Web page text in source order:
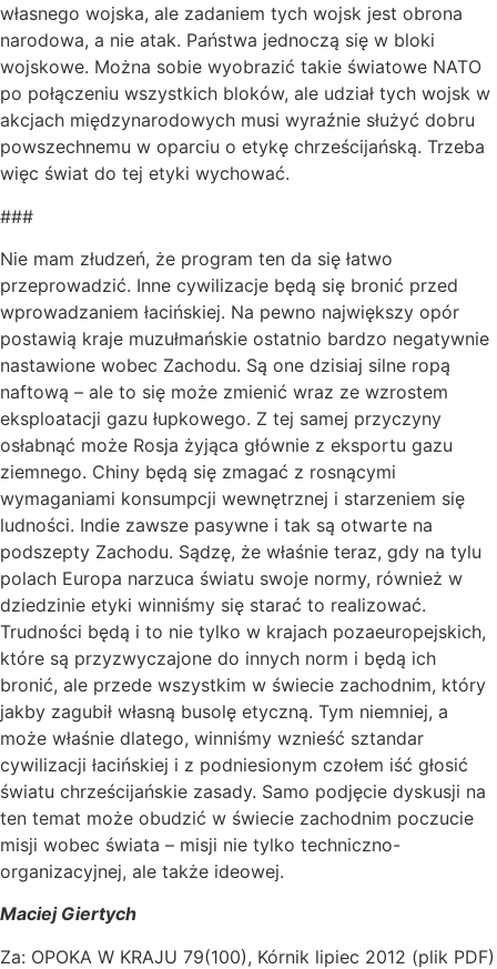
własnego wojska, ale zadaniem tych wojsk jest obrona
narodowa, a nie atak. Państwa jednoczą się w bloki
wojskowe. Można sobie wyobrazić takie światowe NATO
po połączeniu wszystkich bloków, ale udział tych wojsk w
akcjach międzynarodowych musi wyraźnie służyć dobru
powszechnemu w oparciu o etykę chrześcijańską. Trzeba
więc świat do tej etyki wychować.
###
Nie mam złudzeń, że program ten da się łatwo
przeprowadzić. Inne cywilizacje będą się bronić przed
wprowadzaniem łacińskiej. Na pewno największy opór
postawią kraje muzułmańskie ostatnio bardzo negatywnie
nastawione wobec Zachodu. Są one dzisiaj silne ropą
naftową – ale to się może zmienić wraz ze wzrostem
eksploatacji gazu łupkowego. Z tej samej przyczyny
osłabnąć może Rosja żyjąca głównie z eksportu gazu
ziemnego. Chiny będą się zmagać z rosnącymi
wymaganiami konsumpcji wewnętrznej i starzeniem się
ludności. Indie zawsze pasywne i tak są otwarte na
podszepty Zachodu. Sądzę, że właśnie teraz, gdy na tylu
polach Europa narzuca światu swoje normy, również w
dziedzinie etyki winniśmy się starać to realizować.
Trudności będą i to nie tylko w krajach pozaeuropejskich,
które są przyzwyczajone do innych norm i będą ich
bronić, ale przede wszystkim w świecie zachodnim, który
jakby zagubił własną busolę etyczną. Tym niemniej, a
może właśnie dlatego, winniśmy wznieść sztandar
cywilizacji łacińskiej i z podniesionym czołem iść głosić
światu chrześcijańskie zasady. Samo podjęcie dyskusji na
ten temat może obudzić w świecie zachodnim poczucie
misji wobec świata – misji nie tylko techniczno-
organizacyjnej, ale także ideowej.
Maciej Giertych
Za: OPOKA W KRAJU 79(100), Kórnik lipiec 2012 (plik PDF)